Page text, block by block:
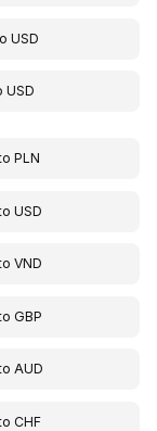
USD
USD
PLN
USD
VND
GBP
AUD
CHF